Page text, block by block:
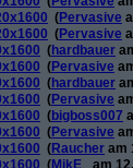
(Pervasive
(Pervasive
(hardbauer
(Pervasive
(hardbauer
(Pervasive
(bigboss007
(Pervasive
(Raucher am
(MikE_
am